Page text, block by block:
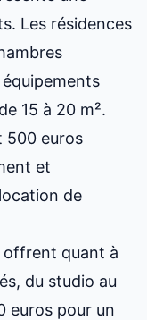
Les résidences
équipements
15 à 20 m².
500 euros
et
de
offrent quant à
du studio au
euros pour un